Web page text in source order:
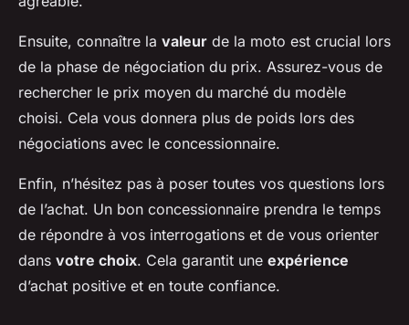
Ensuite, connaître la valeur de la moto est crucial lors
de la phase de négociation du prix. Assurez-vous de
rechercher le prix moyen du marché du modèle
choisi. Cela vous donnera plus de poids lors des
négociations avec le concessionnaire.
Enfin, n’hésitez pas à poser toutes vos questions lors
de l’achat. Un bon concessionnaire prendra le temps
de répondre à vos interrogations et de vous orienter
dans votre choix. Cela garantit une expérience
d’achat positive et en toute confiance.